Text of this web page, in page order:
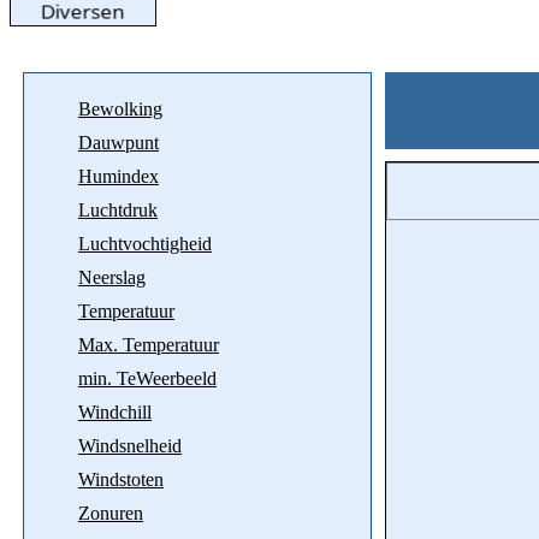
Bewolking
Dauwpunt
Humindex
Luchtdruk
Luchtvochtigheid
Neerslag
Temperatuur
Max. Temperatuur
min. TeWeerbeeld
Windchill
Windsnelheid
Windstoten
Zonuren